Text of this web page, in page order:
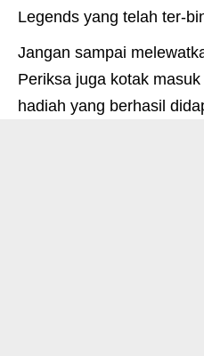
Legends yang telah ter-
Jangan sampai
Periksa juga kotak
hadiah yang berhasil